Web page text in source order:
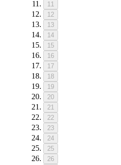
11
12
13
14
15
16
17
18
19
20
21
22
23
24
25
26